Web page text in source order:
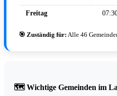
Freitag
🎯 Zuständig für: Alle 46
🗺️ Wichtige Gemeinden im